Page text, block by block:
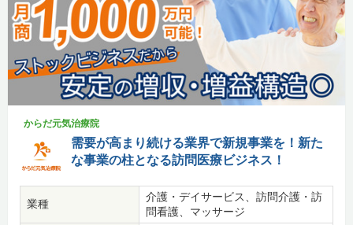
からだ元気治療院
需要が高まり続ける業界で新規事業を！新た
な事業の柱となる訪問医療ビジネス！
業種
介護・デイサービス、訪問介護・訪
問看護、マッサージ